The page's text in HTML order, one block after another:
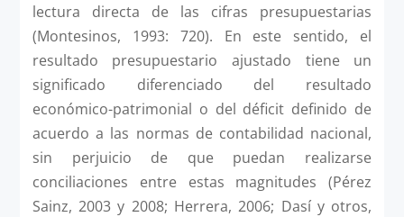
lectura directa de las cifras presupuestarias
(Montesinos, 1993: 720). En este sentido, el
resultado presupuestario ajustado tiene un
significado diferenciado del resultado
económico-patrimonial o del déficit definido de
acuerdo a las normas de contabilidad nacional,
sin perjuicio de que puedan realizarse
conciliaciones entre estas magnitudes (Pérez
Sainz, 2003 y 2008; Herrera, 2006; Dasí y otros,